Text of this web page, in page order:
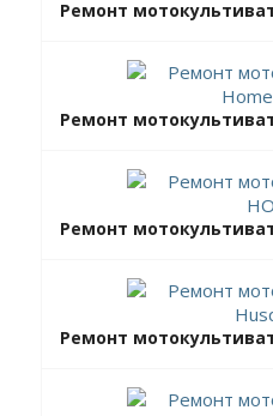
Ремонт
Ремонт
Ремонт
Ремонт